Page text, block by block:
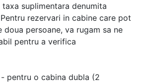
suplimentara denumita
rezervari in cabine care pot
persoane, va rugam sa ne
pentru a verifica
pentru o cabina dubla (2